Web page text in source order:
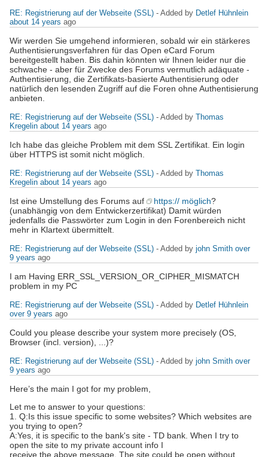
RE: Registrierung auf der Webseite (SSL) - Added by Detlef Hühnlein
about 14 years ago
Wir werden Sie umgehend informieren, sobald wir ein stärkeres
Authentisierungsverfahren für das Open eCard Forum
bereitgestellt haben. Bis dahin könnten wir Ihnen leider nur die
schwache - aber für Zwecke des Forums vermutlich adäquate -
Authentisierung, die Zertifikats-basierte Authentisierung oder
natürlich den lesenden Zugriff auf die Foren ohne Authentisierung
anbieten.
RE: Registrierung auf der Webseite (SSL) - Added by Thomas
Kregelin about 14 years ago
Ich habe das gleiche Problem mit dem SSL Zertifikat. Ein login
über HTTPS ist somit nicht möglich.
RE: Registrierung auf der Webseite (SSL) - Added by Thomas
Kregelin about 14 years ago
Ist eine Umstellung des Forums auf https:// möglich?
(unabhängig von dem Entwickerzertifikat) Damit würden
jedenfalls die Passwörter zum Login in den Forenbereich nicht
mehr in Klartext übermittelt.
RE: Registrierung auf der Webseite (SSL) - Added by john Smith over
9 years ago
I am Having ERR_SSL_VERSION_OR_CIPHER_MISMATCH
problem in my PC
RE: Registrierung auf der Webseite (SSL) - Added by Detlef Hühnlein
over 9 years ago
Could you please describe your system more precisely (OS,
Browser (incl. version), ...)?
RE: Registrierung auf der Webseite (SSL) - Added by john Smith over
9 years ago
Here’s the main I got for my problem,
Let me to answer to your questions:
1. Q:Is this issue specific to some websites? Which websites are
you trying to open?
A:Yes, it is specific to the bank's site - TD bank. When I try to
open the site to my private account info I
receive the above message. The site could be open without